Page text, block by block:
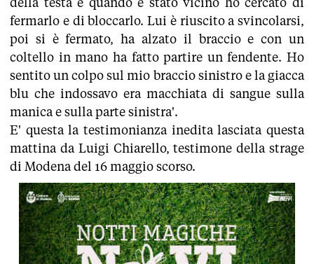
fermarlo e di bloccarlo. Lui è riuscito a svincolarsi,
poi si è fermato, ha alzato il braccio e con un
coltello in mano ha fatto partire un fendente. Ho
sentito un colpo sul mio braccio sinistro e la giacca
blu che indossavo era macchiata di sangue sulla
manica e sulla parte sinistra'.
E' questa la testimonianza inedita lasciata questa
mattina da Luigi Chiarello, testimone della strage
di Modena del 16 maggio scorso.